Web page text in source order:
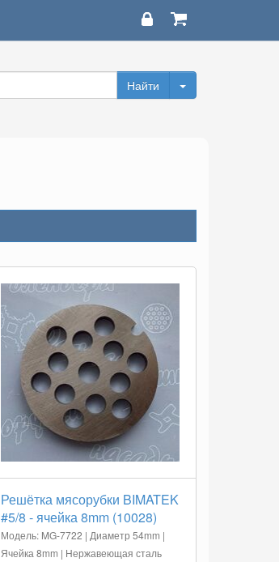
Решётка мясорубки BIMATEK
#5/8 - ячейка 8mm (10028)
Модель: MG-7722 | Диаметр 54mm |
Ячейка 8mm | Нержавеющая сталь